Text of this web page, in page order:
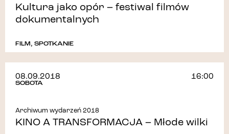
Kultura jako opór – festiwal filmów
dokumentalnych
FILM, SPOTKANIE
08.09.2018
SOBOTA
16:00
Archiwum wydarzeń 2018
KINO A TRANSFORMACJA – Młode wilki